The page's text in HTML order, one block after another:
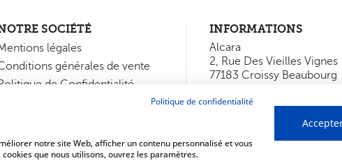
SOCIÉTÉ
légales
générales de vente
de Confidentialité
INFORMATIONS
Alcara
2, Rue Des Vieilles Vignes
77183 Croissy Beaubourg
Appelez-nous :01 60 95
01 60 06 36 64
Politique de confidentialité
notre site Web, afficher un contenu personnalisé et vous
que nous utilisons, ouvrez les paramètres.